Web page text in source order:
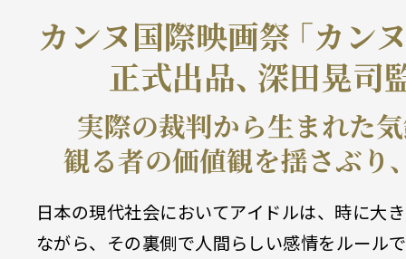
カンヌ国際映画祭「カン
正式出品、深田晃司
実際の裁判から生まれた
観る者の価値観を揺さぶり
日本の現代社会においてアイドルは、時に大
ながら、その裏側で人間らしい感情をルール